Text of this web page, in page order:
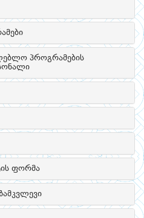
პროგრამების
ფორმა